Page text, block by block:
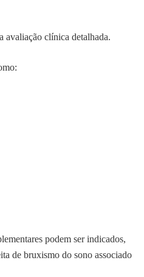
avaliação clínica detalhada.
podem ser indicados,
de bruxismo do sono associado